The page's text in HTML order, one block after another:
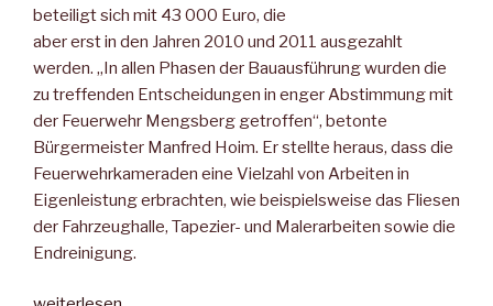
beteiligt sich mit 43 000 Euro, die
aber erst in den Jahren 2010 und 2011 ausgezahlt
werden. „In allen Phasen der Bauausführung wurden die
zu treffenden Entscheidungen in enger Abstimmung mit
der Feuerwehr Mengsberg getroffen“, betonte
Bürgermeister Manfred Hoim. Er stellte heraus, dass die
Feuerwehrkameraden eine Vielzahl von Arbeiten in
Eigenleistung erbrachten, wie beispielsweise das Fliesen
der Fahrzeughalle, Tapezier- und Malerarbeiten sowie die
Endreinigung.